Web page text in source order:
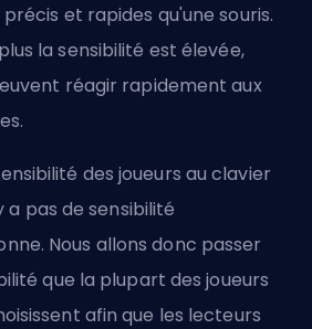
et rapides qu'une souris.
la sensibilité est élevée,
réagir rapidement aux
des joueurs au clavier
a pas de sensibilité
Nous allons donc passer
que la plupart des joueurs
afin que les lecteurs